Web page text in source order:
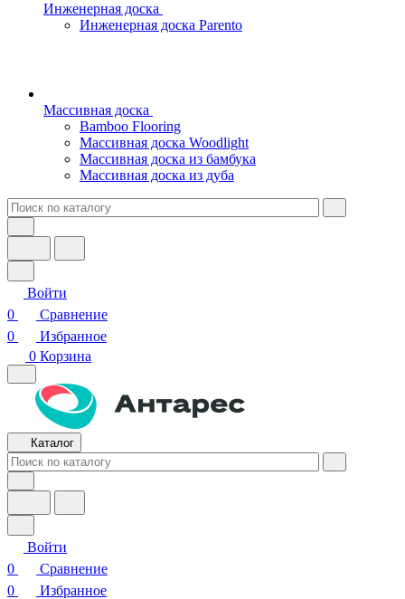
Инженерная доска
Инженерная доска Parento
Массивная доска
Bamboo Flooring
Массивная доска Woodlight
Массивная доска из бамбука
Массивная доска из дуба
Войти
0
Сравнение
0
Избранное
0 Корзина
Каталог
Войти
0
Сравнение
0
Избранное